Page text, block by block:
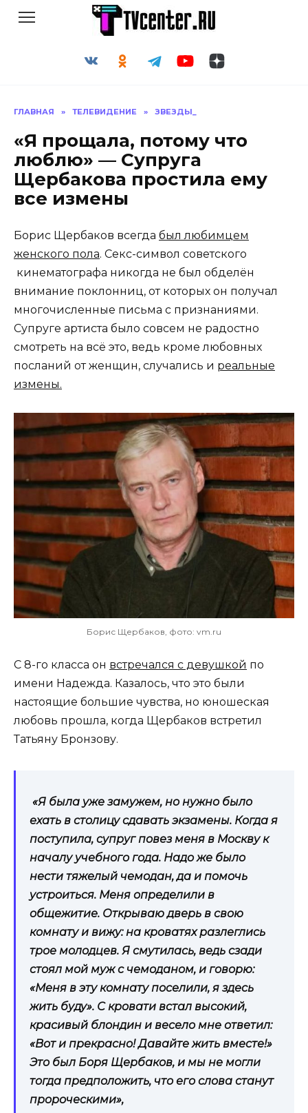
ГЛАВНАЯ » ТЕЛЕВИДЕНИЕ » ЗВЕЗДЫ_
«Я прощала, потому что
люблю» — Супруга
Щербакова простила ему
все измены
Борис Щербаков всегда был любимцем
женского пола. Секс-символ советского
кинематографа никогда не был обделён
внимание поклонниц, от которых он получал
многочисленные письма с признаниями.
Супруге артиста было совсем не радостно
смотреть на всё это, ведь кроме любовных
посланий от женщин, случались и реальные
измены.
Борис Щербаков, фото: vm.ru
С 8-го класса он встречался с девушкой по
имени Надежда. Казалось, что это были
настоящие большие чувства, но юношеская
любовь прошла, когда Щербаков встретил
Татьяну Бронзову.
«Я была уже замужем, но нужно было
ехать в столицу сдавать экзамены. Когда я
поступила, супруг повез меня в Москву к
началу учебного года. Надо же было
нести тяжелый чемодан, да и помочь
устроиться. Меня определили в
общежитие. Открываю дверь в свою
комнату и вижу: на кроватях разлеглись
трое молодцев. Я смутилась, ведь сзади
стоял мой муж с чемоданом, и говорю:
«Меня в эту комнату поселили, я здесь
жить буду». С кровати встал высокий,
красивый блондин и весело мне ответил:
«Вот и прекрасно! Давайте жить вместе!»
Это был Боря Щербаков, и мы не могли
тогда предположить, что его слова станут
пророческими»,